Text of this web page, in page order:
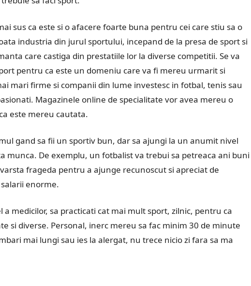
sus ca este si o afacere foarte buna pentru cei care stiu sa o
industria din jurul sportului, incepand de la presa de sport si
care castiga din prestatiile lor la diverse competitii. Se va
pentru ca este un domeniu care va fi mereu urmarit si
mari firme si companii din lume investesc in fotbal, tenis sau
Magazinele online de specialitate vor avea mereu o
este mereu cautata.
gand sa fii un sportiv bun, dar sa ajungi la un anumit nivel
munca. De exemplu, un fotbalist va trebui sa petreaca ani buni
frageda pentru a ajunge recunoscut si apreciat de
enorme.
a medicilor, sa practicati cat mai mult sport, zilnic, pentru ca
si diverse. Personal, inerc mereu sa fac minim 30 de minute
mai lungi sau ies la alergat, nu trece nicio zi fara sa ma